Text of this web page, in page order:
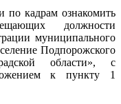
по кадрам ознакомить
должности
муниципального
Подпорожского
области», с
к пункту 1